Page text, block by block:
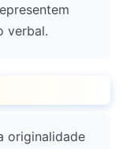
verbal.
originalidade